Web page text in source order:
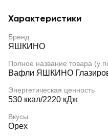
Характеристики
Бренд
ЯШКИНО
Полное название товара (у
Вафли ЯШКИНО
Энергетическая ценность
530 ккал/2220 кДж
Вкусы
Орех